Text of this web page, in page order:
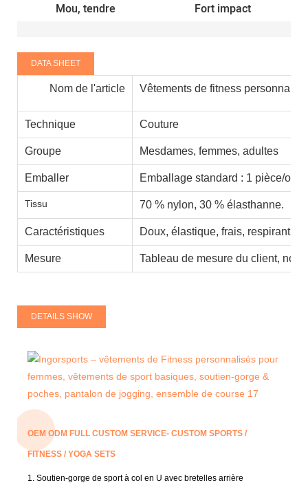
Mou, tendre Fort impact
DATA SHEET
Nom de l'article Vêtements de fitness
Technique Couture
Groupe Mesdames, femmes, adultes
Emballer Emballage standard : 1 pièce/opp
Tissu 70 % nylon, 30 % élasthanne.
Caractéristiques Doux, élastique, frais, respirant,
Mesure Tableau de mesure du client,
DETAILS SHOW
OEM ODM FULL CUSTOM SERVICE- CUSTOM SPORTS /
FITNESS / YOGA SETS
1. Soutien-gorge de sport à col en U avec bretelles arrière